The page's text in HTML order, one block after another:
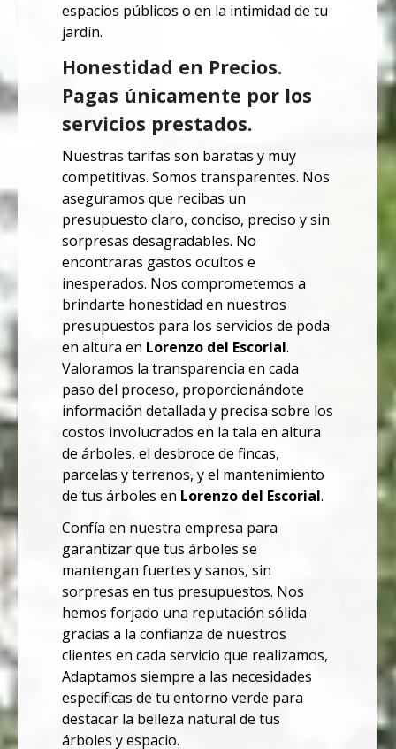
espacios públicos o en la intimidad de tu
jardín.
Honestidad en Precios.
Pagas únicamente por los
servicios prestados.
Nuestras tarifas son baratas y muy
competitivas. Somos transparentes. Nos
aseguramos que recibas un
presupuesto claro, conciso, preciso y sin
sorpresas desagradables. No
encontraras gastos ocultos e
inesperados. Nos comprometemos a
brindarte honestidad en nuestros
presupuestos para los servicios de poda
en altura en Lorenzo del Escorial.
Valoramos la transparencia en cada
paso del proceso, proporcionándote
información detallada y precisa sobre los
costos involucrados en la tala en altura
de árboles, el desbroce de fincas,
parcelas y terrenos, y el mantenimiento
de tus árboles en Lorenzo del Escorial.
Confía en nuestra empresa para
garantizar que tus árboles se
mantengan fuertes y sanos, sin
sorpresas en tus presupuestos. Nos
hemos forjado una reputación sólida
gracias a la confianza de nuestros
clientes en cada servicio que realizamos,
Adaptamos siempre a las necesidades
específicas de tu entorno verde para
destacar la belleza natural de tus
árboles y espacio.